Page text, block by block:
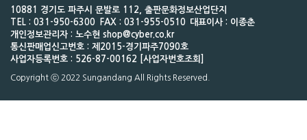
10881 경기도 파주시 문발로 112, 출판문화정보산업단지
TEL : 031-950-6300
FAX : 031-955-0510
대표이사 : 이종춘
개인정보관리자 : 노수현 shop@cyber.co.kr
통신판매업신고번호 : 제2015-경기파주7090호
사업자등록번호 : 526-87-00162 [사업자번호조회]
Copyright ⓒ 2022 Sungandang All Rights Reserved.